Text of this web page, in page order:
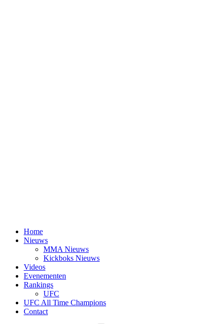
Home
Nieuws
MMA Nieuws
Kickboks Nieuws
Videos
Evenementen
Rankings
UFC
UFC All Time Champions
Contact